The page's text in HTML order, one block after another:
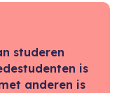
studeren
is
anderen is